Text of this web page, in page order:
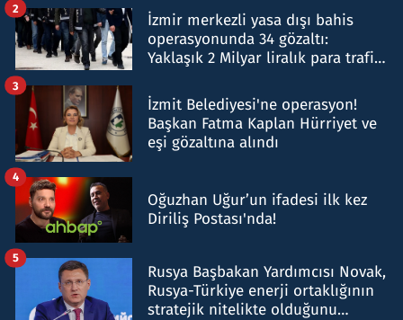
İzmir merkezli yasa dışı bahis
operasyonunda 34 gözaltı:
Yaklaşık 2 Milyar liralık para trafiği
2
İzmit Belediyesi'ne operasyon!
Başkan Fatma Kaplan Hürriyet ve
eşi gözaltına alındı
3
Oğuzhan Uğur’un ifadesi ilk kez
Diriliş Postası'nda!
4
Rusya Başbakan Yardımcısı Novak,
Rusya-Türkiye enerji ortaklığının
stratejik nitelikte olduğunu
5